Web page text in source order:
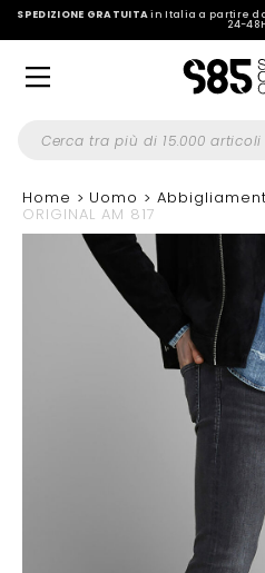
SPEDIZIONE GRATUITAin Italia a partire
24-
Home Uomo
ORIGINAL AM 817